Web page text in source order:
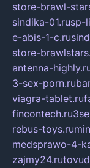
store-brawl-
sindika-01.rusp-
e-abis-1-c.ru
store-
antenna-
3-sex-porn.ru
viagra-tablet.ru
fincontech.ru
rebus-toys.ru
medsprawo-4-
zajmy24.ru